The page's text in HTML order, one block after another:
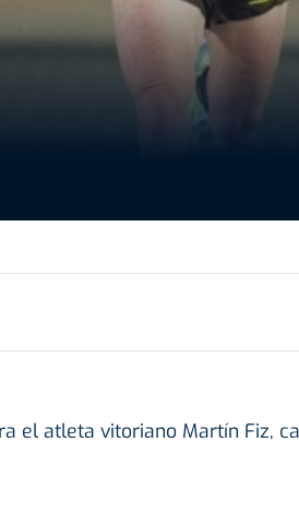
el atleta vitoriano Martín Fiz,